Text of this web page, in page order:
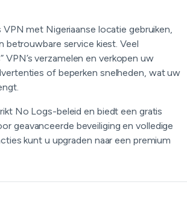
VPN met Nigeriaanse locatie gebruiken,
betrouwbare service kiest. Veel
VPN’s verzamelen en verkopen uw
of beperken snelheden, wat uw
No Logs-beleid en biedt een gratis
geavanceerde beveiliging en volledige
kunt u upgraden naar een premium